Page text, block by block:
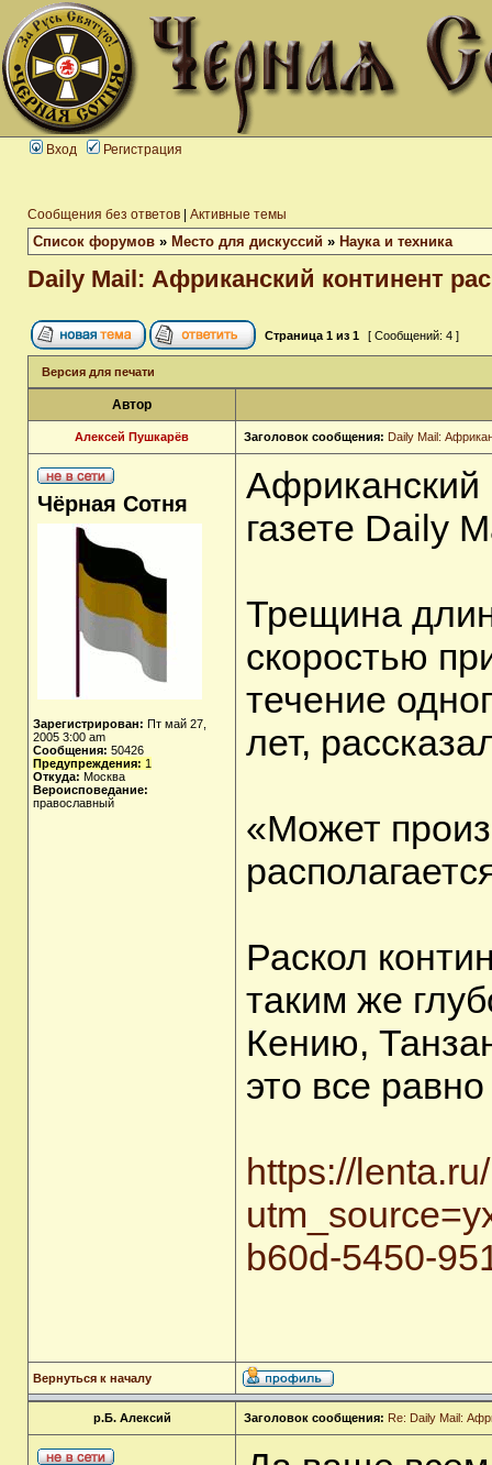
Вход Регистрация
Сообщения без ответов Активные темы
Список форумов » Место для дискуссий » Наука и техника
Daily Mail: Африканский континент
Страница 1 из 1 [ Сообщений: 4 ]
Версия для печати
Автор
Алексей Пушкарёв Заголовок сообщения: Daily Mail:
Чёрная Сотня
Зарегистрирован: Пт май 27,
2005 3:00 am
Сообщения: 50426
Предупреждения: 1
Откуда: Москва
Вероисповедание:
православный
Африканский
газете Daily
Трещина
скоростью
течение
лет,
«Может
Раскол
таким же
Кению,
это все
https://
b60d-5450-
Вернуться к началу
р.Б. Алексий Заголовок сообщения: Re: Daily Mail: